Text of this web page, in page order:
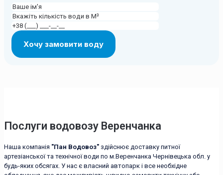
Послуги водовозу Веренчанка
Наша компанія "Пан Водовоз" здійснює доставку питної
артезіанської та технічної води по м.Веренчанка Чернівецька обл. у
будь-яких обсягах. У нас є власний автопарк і все необхідне